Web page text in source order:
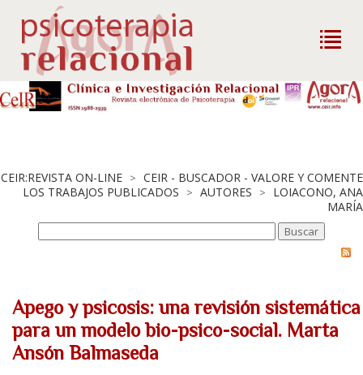
CEIR:REVISTA ON-LINE > CEIR - BUSCADOR - VALORE Y COMENTE
LOS TRABAJOS PUBLICADOS > AUTORES > LOIACONO, ANA
MARÍA
Apego y psicosis: una revisión sistemática
para un modelo bio-psico-social. Marta
Ansón Balmaseda